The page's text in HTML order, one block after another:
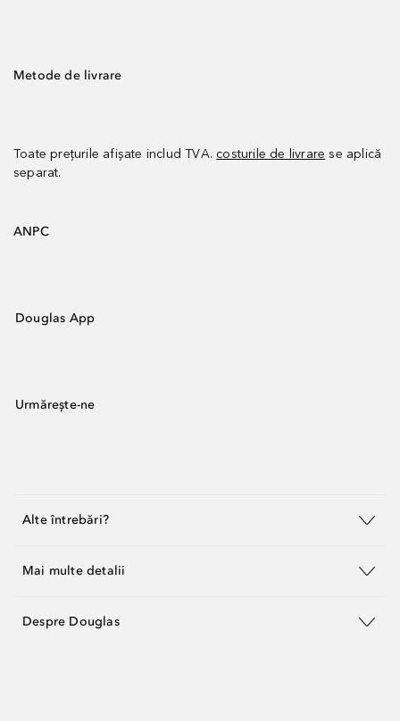
Metode de livrare
Toate prețurile afișate includ TVA. costurile de livrare se aplică
separat.
ANPC
Douglas App
Urmărește-ne
Alte întrebări?
Mai multe detalii
Despre Douglas